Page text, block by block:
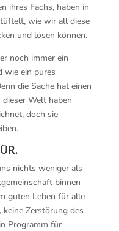
ihres Fachs, haben in
wie wir all diese
und lösen können.
noch immer ein
wie ein pures
die Sache hat einen
Welt haben
doch sie
nichts weniger als
binnen
guten Leben für alle
Zerstörung des
Programm für